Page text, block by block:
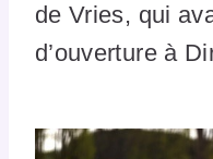
de Vries, qui
d’ouverture à